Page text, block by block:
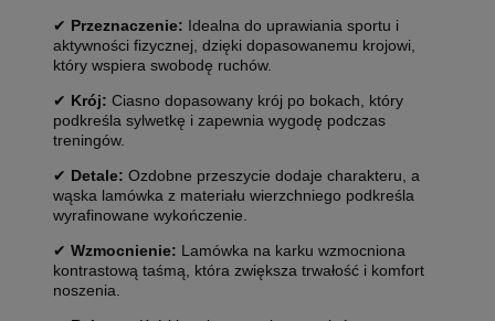
✔ Przeznaczenie: Idealna do uprawiania sportu i
aktywności fizycznej, dzięki dopasowanemu krojowi,
który wspiera swobodę ruchów.
✔ Krój: Ciasno dopasowany krój po bokach, który
podkreśla sylwetkę i zapewnia wygodę podczas
treningów.
✔ Detale: Ozdobne przeszycie dodaje charakteru, a
wąska lamówka z materiału wierzchniego podkreśla
wyrafinowane wykończenie.
✔ Wzmocnienie: Lamówka na karku wzmocniona
kontrastową taśmą, która zwiększa trwałość i komfort
noszenia.